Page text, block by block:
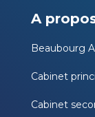
A
Beaubourg
Cabinet
Cabinet